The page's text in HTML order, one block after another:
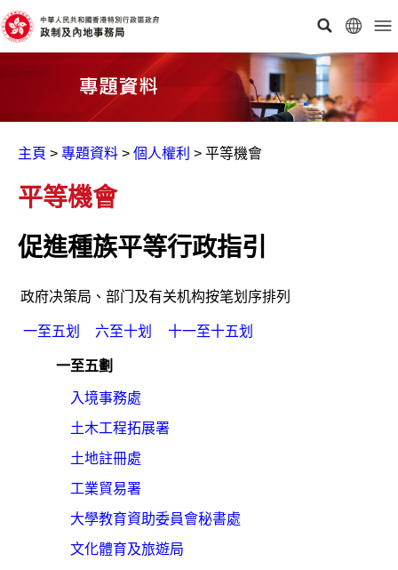
主頁 > 專題資料 > 個人權利 > 平等機會
平等機會
促進種族平等行政指引
政府决策局、部门及有关机构按笔划序排列
一至五划 六至十划 十一至十五划
一至五劃
入境事務處
土木工程拓展署
土地註冊處
工業貿易署
大學教育資助委員會秘書處
文化體育及旅遊局